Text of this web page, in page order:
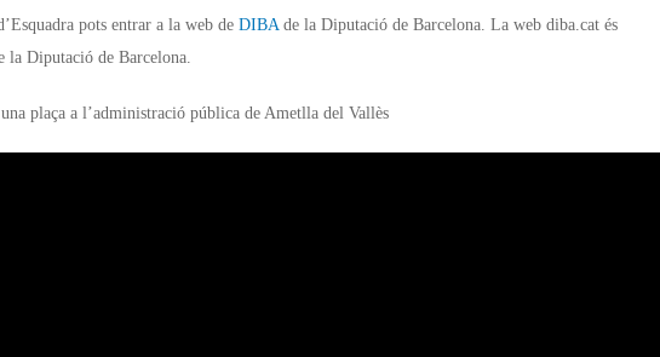
pots entrar a la web de DIBAde la Diputació de Barcelona. La web diba.cat és
la Diputació de Barcelona.
plaça a l’administració pública de Ametlla del Vallès